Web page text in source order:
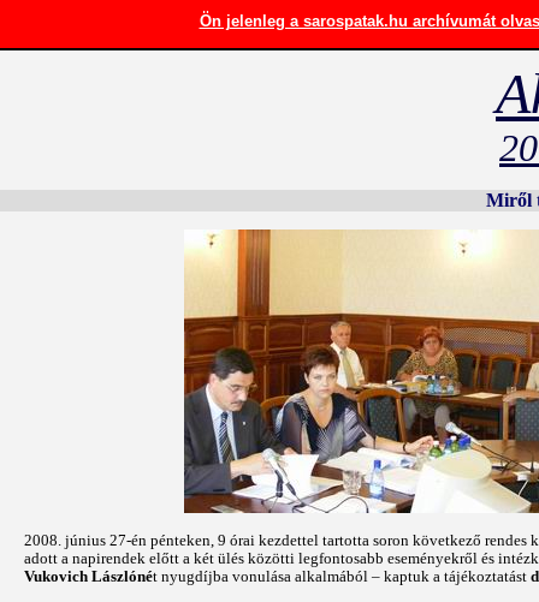
Ön jelenleg a sarospatak.hu archívumát
Miről
2008. június 27-én pénteken, 9 órai kezdettel tartotta soron következő
adott a napirendek előtt a két ülés közötti legfontosabb eseményekről és
Vukovich Lászlónét nyugdíjba vonulása alkalmából – kaptuk a tájékoztatást